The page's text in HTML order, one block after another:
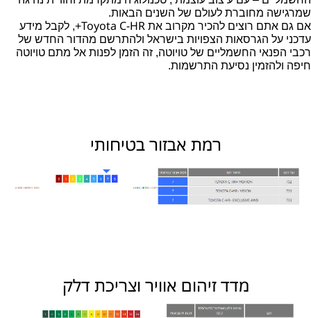
שמרגישה מחוברת לעולם של השנים הבאות.
אם גם אתם רוצים להכיר מקרוב את Toyota C-HR+, לקבל מידע
עדכני על הגרסאות הצפויות בישראל ולהתרשם מהדור החדש של
רכבי הפנאי החשמליים של טויוטה, זה הזמן לפנות אל מתם טויוטה
חיפה ולהזמין נסיעת התרשמות.
רמת אבזור בטיחותי
מדד זיהום אוויר וצריכת דלק